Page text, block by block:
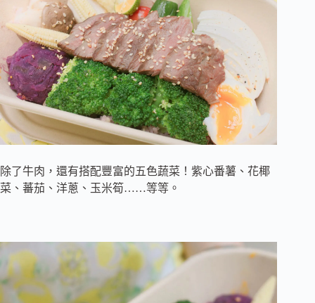
除了牛肉，還有搭配豐富的五色蔬菜！紫心番薯、花椰
菜、蕃茄、洋蔥、玉米筍……等等。